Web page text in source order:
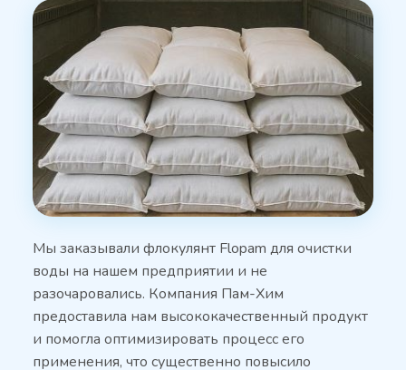
Мы заказывали флокулянт Flopam для очистки
воды на нашем предприятии и не
разочаровались. Компания Пам-Хим
предоставила нам высококачественный продукт
и помогла оптимизировать процесс его
применения, что существенно повысило